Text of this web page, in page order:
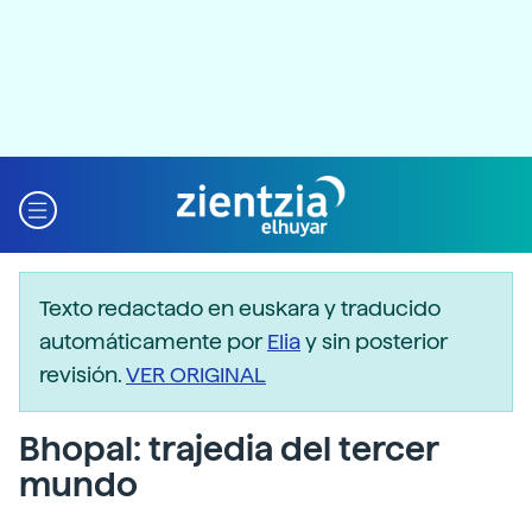
Texto redactado en euskara y traducido
automáticamente porEliay sin posterior
revisión.VER ORIGINAL
Bhopal: trajedia del tercer
mundo